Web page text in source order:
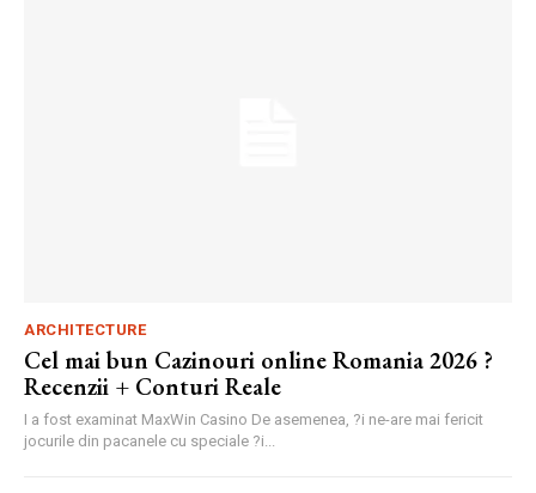
ARCHITECTURE
Cel mai bun Cazinouri online Romania 2026 ?
Recenzii + Conturi Reale
I a fost examinat MaxWin Casino De asemenea, ?i ne-are mai fericit
jocurile din pacanele cu speciale ?i...